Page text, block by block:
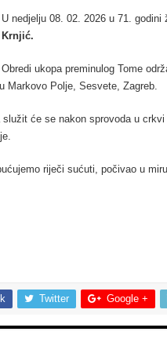
U nedjelju 08. 02. 2026 u 71.
Krnjić.
Obredi ukopa preminulog Tome
Markovo Polje, Sesvete, Zagreb.
će se nakon sprovoda u
riječi sućuti, počivao u
Twitter Google +